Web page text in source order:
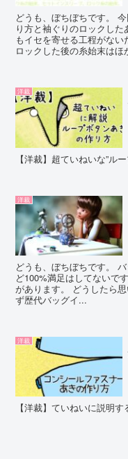
どうも、ぼちぼちです。
り方と袖ぐりのロックし
もイセを寄せる工程がない
ロックした後の糸始末は
洋裁
【洋裁】超ていねいな”ル
洋裁
どうも、ぼちぼちです。
ど100%満足はしてないで
があります。 どうしたら
ず歴代バッグイ...
洋裁
【洋裁】ていねいに説明